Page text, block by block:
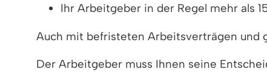
Ihr Arbeitgeber in der Regel mehr als
Auch mit befristeten Arbeitsverträgen und
Der Arbeitgeber muss Ihnen seine